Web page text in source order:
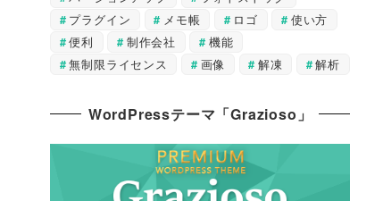
プラグイン
メモ帳 ロゴ
使い方
便利
制作会社
機能
無制限ライセンス
画像 解凍 解析
WordPressテーマ「Grazioso」